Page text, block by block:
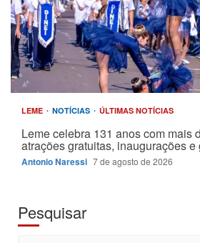
LEME NOTÍCIAS ÚLTIMAS NOTÍCIAS
Leme celebra 131 anos com mais
atrações gratuitas, inaugurações
Antonio Naressi 7 de agosto de 2026
Pesquisar